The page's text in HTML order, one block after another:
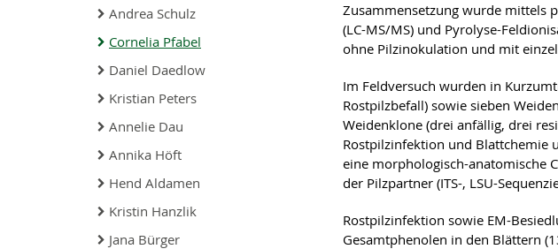
Andrea Schulz
Cornelia Pfabel
Daniel Daedlow
Kristian Peters
Annelie Dau
Annika Höft
Hend Aldamen
Kristin Hanzlik
Jana Bürger
Zusammensetzung wurde mittels
(LC-MS/MS) und Pyrolyse-
ohne Pilzinokulation und mit
Im Feldversuch wurden in
Rostpilzbefall) sowie sieben
Weidenklone (drei anfällig, drei
Rostpilzinfektion und Blattchemie
eine morphologisch-anatomische
der Pilzpartner (ITS-, LSU-
Rostpilzinfektion sowie EM-
Gesamtphenolen in den Blättern